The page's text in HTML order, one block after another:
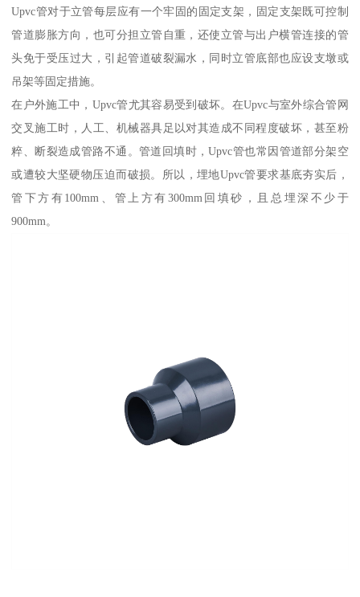
Upvc管对于立管每层应有一个牢固的固定支架，固定支架既可控制
管道膨胀方向，也可分担立管自重，还使立管与出户横管连接的管
头免于受压过大，引起管道破裂漏水，同时立管底部也应设支墩或
吊架等固定措施。
在户外施工中，Upvc管尤其容易受到破坏。在Upvc与室外综合管网
交叉施工时，人工、机械器具足以对其造成不同程度破坏，甚至粉
粹、断裂造成管路不通。管道回填时，Upvc管也常因管道部分架空
或遭较大坚硬物压迫而破损。所以，埋地Upvc管要求基底夯实后，
管下方有100mm、管上方有300mm回填砂，且总埋深不少于
900mm。